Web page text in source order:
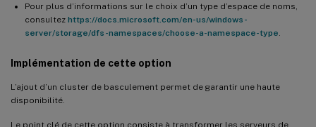
Pour plus d’informations sur le choix d’un type d’espace de noms,
consultez https://docs.microsoft.com/en-us/windows-
server/storage/dfs-namespaces/choose-a-namespace-type.
Implémentation de cette option
L’ajout d’un cluster de basculement permet de garantir une haute
disponibilité.
Le point clé de cette option consiste à transformer les serveurs de